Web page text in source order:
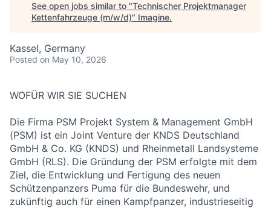
See open jobs similar to "Technischer Projektmanager
Kettenfahrzeuge (m/w/d)" Imagine.
Kassel, Germany
Posted on May 10, 2026
WOFÜR WIR SIE SUCHEN
Die Firma PSM Projekt System & Management GmbH
(PSM) ist ein Joint Venture der KNDS Deutschland
GmbH & Co. KG (KNDS) und Rheinmetall Landsysteme
GmbH (RLS). Die Gründung der PSM erfolgte mit dem
Ziel, die Entwicklung und Fertigung des neuen
Schützenpanzers Puma für die Bundeswehr, und
zukünftig auch für einen Kampfpanzer, industrieseitig